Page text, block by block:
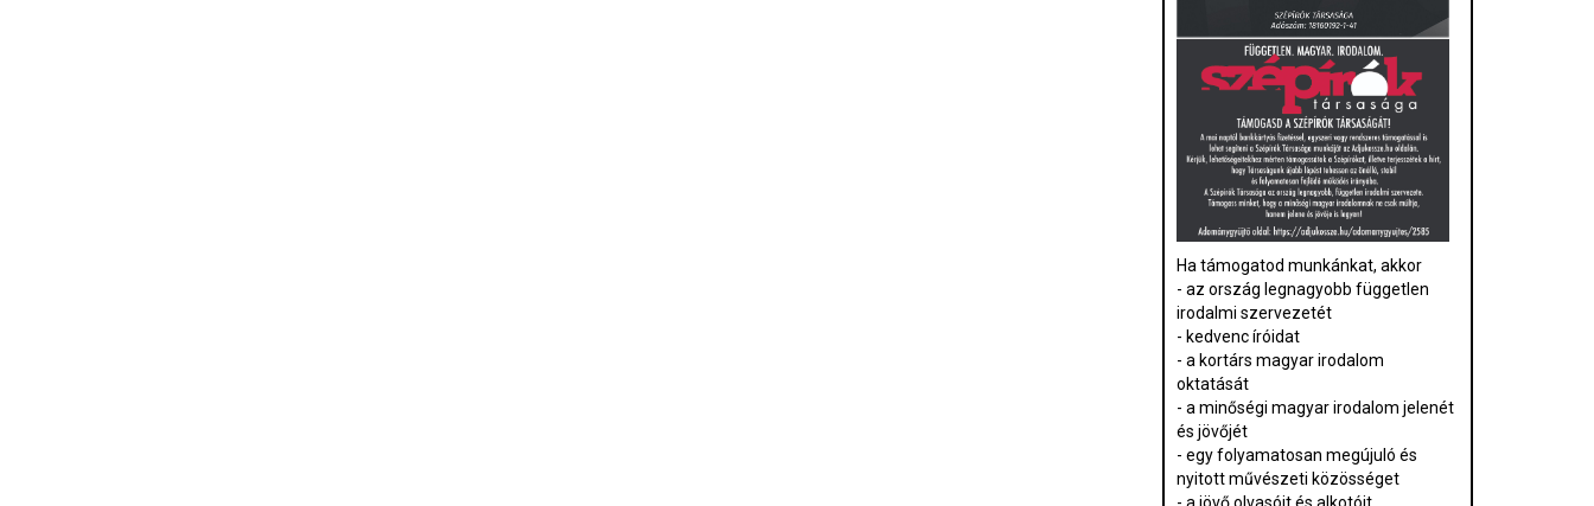
Ha támogatod munkánkat, akkor
- az ország legnagyobb független
irodalmi szervezetét
- kedvenc íróidat
- a kortárs magyar irodalom
oktatását
- a minőségi magyar irodalom jelenét
és jövőjét
- egy folyamatosan megújuló és
nyitott művészeti közösséget